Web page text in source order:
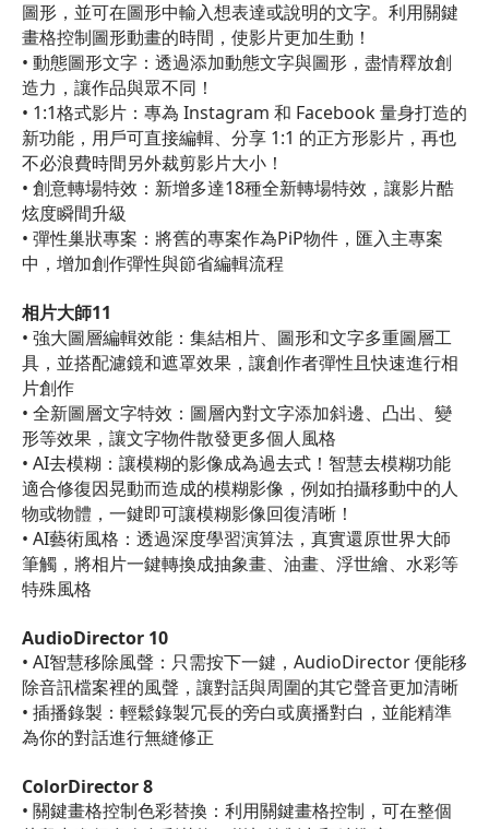
圖形，並可在圖形中輸入想表達或說明的文字。利用關鍵
畫格控制圖形動畫的時間，使影片更加生動！
• 動態圖形文字：透過添加動態文字與圖形，盡情釋放創
造力，讓作品與眾不同！
• 1:1格式影片：專為 Instagram 和 Facebook 量身打造的
新功能，用戶可直接編輯、分享 1:1 的正方形影片，再也
不必浪費時間另外裁剪影片大小！
• 創意轉場特效：新增多達18種全新轉場特效，讓影片酷
炫度瞬間升級
• 彈性巢狀專案：將舊的專案作為PiP物件，匯入主專案
中，增加創作彈性與節省編輯流程
相片大師11
• 強大圖層編輯效能：集結相片、圖形和文字多重圖層工
具，並搭配濾鏡和遮罩效果，讓創作者彈性且快速進行相
片創作
• 全新圖層文字特效：圖層內對文字添加斜邊、凸出、變
形等效果，讓文字物件散發更多個人風格
• AI去模糊：讓模糊的影像成為過去式！智慧去模糊功能
適合修復因晃動而造成的模糊影像，例如拍攝移動中的人
物或物體，一鍵即可讓模糊影像回復清晰！
• AI藝術風格：透過深度學習演算法，真實還原世界大師
筆觸，將相片一鍵轉換成抽象畫、油畫、浮世繪、水彩等
特殊風格
AudioDirector 10
• AI智慧移除風聲：只需按下一鍵，AudioDirector 便能移
除音訊檔案裡的風聲，讓對話與周圍的其它聲音更加清晰
• 插播錄製：輕鬆錄製冗長的旁白或廣播對白，並能精準
為你的對話進行無縫修正
ColorDirector 8
• 關鍵畫格控制色彩替換：利用關鍵畫格控制，可在整個